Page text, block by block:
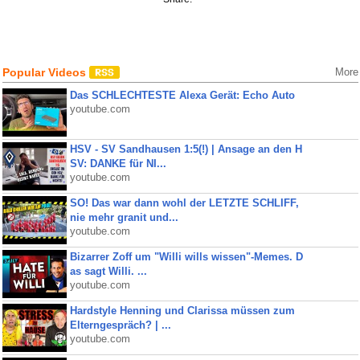
Popular Videos More
Das SCHLECHTESTE Alexa Gerät: Echo Auto
youtube.com
HSV - SV Sandhausen 1:5(!) | Ansage an den H
SV: DANKE für NI...
youtube.com
SO! Das war dann wohl der LETZTE SCHLIFF,
nie mehr granit und...
youtube.com
Bizarrer Zoff um "Willi wills wissen"-Memes. D
as sagt Willi. ...
youtube.com
Hardstyle Henning und Clarissa müssen zum
Elterngespräch? | ...
youtube.com